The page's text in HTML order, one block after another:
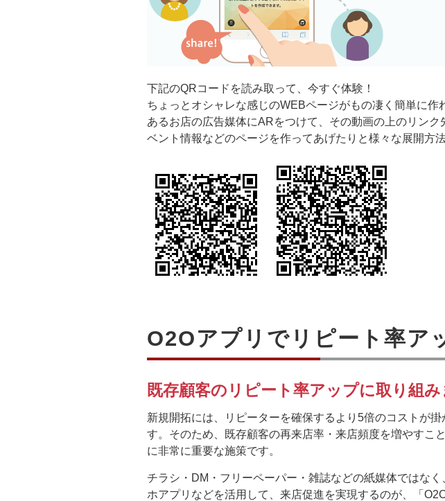
下記のQRコードを読み取って、今すぐ体験！
ちょっとオシャレな感じのWEBページがもの凄く簡単に作
あるお店の広告媒体にARをつけて、その動画の上のリン
ベント情報などのページを作ってあげたりと様々な展開方
O2Oアプリでリピート率ア
既存顧客のリピート率アップに取り組み
新規開拓には、リピーターを確保するより5倍のコストが掛
す。そのため、既存顧客の再来店率・来店頻度を増やすこ
に非常に重要な施策です。
チラシ・DM・フリーペーパー・雑誌などの紙媒体ではな
ホアプリなどを活用して、来店促進を実現するのが、「O2O